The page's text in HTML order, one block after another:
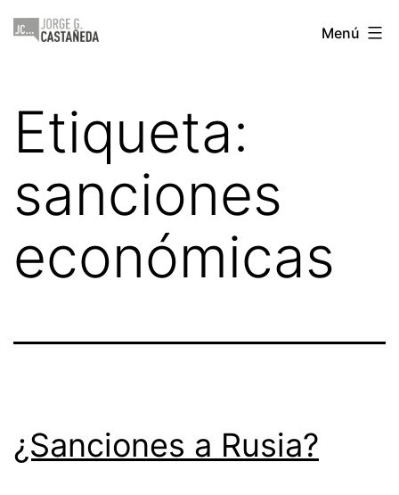
Saltar
Jorge
Menú
Etiqueta:
sanciones
económicas
¿Sanciones a Rusia?